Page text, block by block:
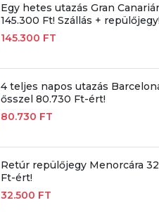
Egy hetes utazás Gran
145.300 Ft! Szállás + repülőjegy!
145.300 FT
4 teljes napos utazás
ősszel 80.730 Ft-ért!
80.730 FT
Retúr repülőjegy Menorcára
Ft-ért!
32.500 FT